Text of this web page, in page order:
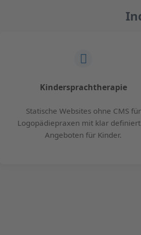
Kindersprachtherapie
Statische Websites ohne CMS für
Logopädiepraxen mit klar
Angeboten für Kinder.